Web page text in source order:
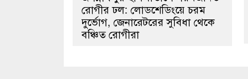
রোগীর ঢল: লোডশেডিংয়ে চরম
দুর্ভোগ, জেনারেটরের সুবিধা থেকে
বঞ্চিত রোগীরা